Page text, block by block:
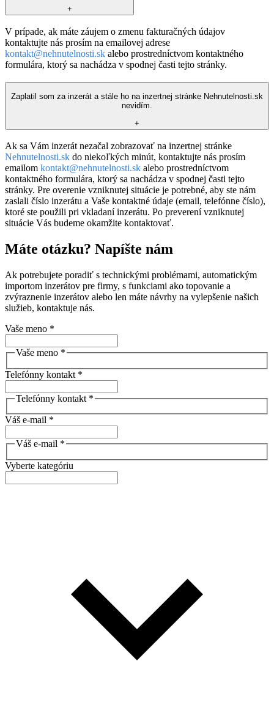
+
V prípade, ak máte záujem o zmenu fakturačných údajov
kontaktujte nás prosím na emailovej adrese
kontakt@nehnutelnosti.sk alebo prostredníctvom kontaktného
formulára, ktorý sa nachádza v spodnej časti tejto stránky.
Zaplatil som za inzerát a stále ho na inzertnej stránke Nehnutelnosti.sk
nevidím.
+
Ak sa Vám inzerát nezačal zobrazovať na inzertnej stránke
Nehnutelnosti.sk do niekoľkých minút, kontaktujte nás prosím
emailom kontakt@nehnutelnosti.sk alebo prostredníctvom
kontaktného formulára, ktorý sa nachádza v spodnej časti tejto
stránky. Pre overenie vzniknutej situácie je potrebné, aby ste nám
zaslali číslo inzerátu a Vaše kontaktné údaje (email, telefónne číslo),
ktoré ste použili pri vkladaní inzerátu. Po preverení vzniknutej
situácie Vás budeme okamžite kontaktovať.
Máte otázku? Napíšte nám
Ak potrebujete poradiť s technickými problémami, automatickým
importom inzerátov pre firmy, s funkciami ako topovanie a
zvýraznenie inzerátov alebo len máte návrhy na vylepšenie našich
služieb, kontaktuje nás.
Vaše meno *
Vaše meno *
Telefónny kontakt *
Telefónny kontakt *
Váš e-mail *
Váš e-mail *
Vyberte kategóriu